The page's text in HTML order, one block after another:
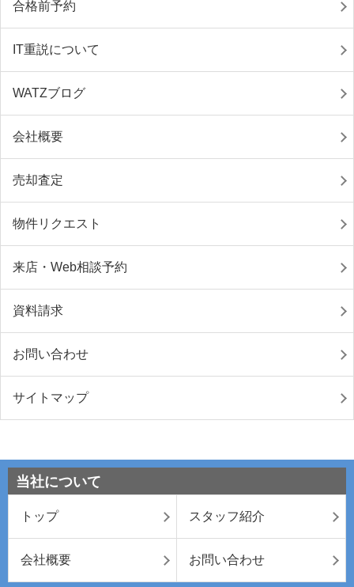
合格前予約
IT重説について
WATZブログ
会社概要
売却査定
物件リクエスト
来店・Web相談予約
資料請求
お問い合わせ
サイトマップ
当社について
トップ スタッフ紹介
会社概要 お問い合わせ